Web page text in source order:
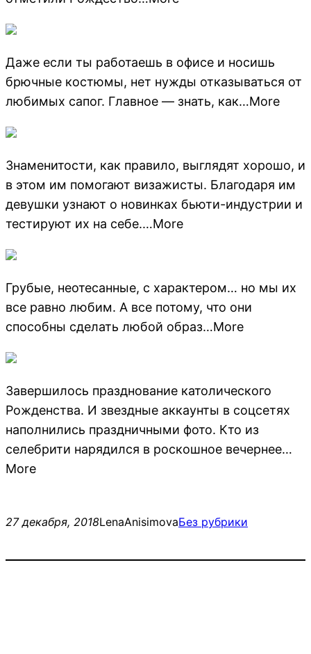
Даже если ты работаешь в офисе и носишь
брючные костюмы, нет нужды отказываться от
любимых сапог. Главное — знать, как…More
Знаменитости, как правило, выглядят хорошо, и
в этом им помогают визажисты. Благодаря им
девушки узнают о новинках бьюти-индустрии и
тестируют их на себе.…More
Грубые, неотесанные, с характером… но мы их
все равно любим. А все потому, что они
способны сделать любой образ…More
Завершилось празднование католического
Рожденства. И звездные аккаунты в соцсетях
наполнились праздничными фото. Кто из
селебрити нарядился в роскошное вечернее…
More
27 декабря, 2018LenaAnisimovaБез рубрики